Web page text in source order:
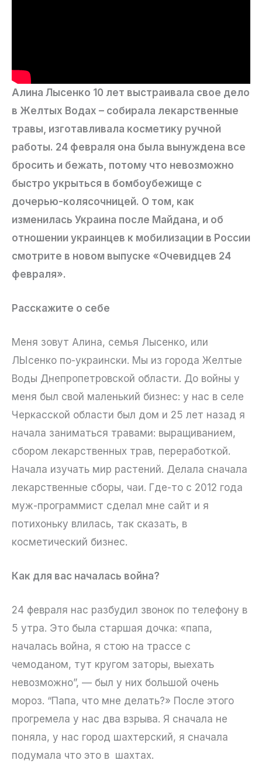
Алина Лысенко 10 лет выстраивала свое дело
в Желтых Водах – собирала лекарственные
травы, изготавливала косметику ручной
работы. 24 февраля она была вынуждена все
бросить и бежать, потому что невозможно
быстро укрыться в бомбоубежище с
дочерью-колясочницей. О том, как
изменилась Украина после Майдана, и об
отношении украинцев к мобилизации в России
смотрите в новом выпуске «Очевидцев 24
февраля».
Расскажите о себе
Меня зовут Алина, семья Лысенко, или
ЛЫсенко по-украински. Мы из города Желтые
Воды Днепропетровской области. До войны у
меня был свой маленький бизнес: у нас в селе
Черкасской области был дом и 25 лет назад я
начала заниматься травами: выращиванием,
сбором лекарственных трав, переработкой.
Начала изучать мир растений. Делала сначала
лекарственные сборы, чаи. Где-то с 2012 года
муж-программист сделал мне сайт и я
потихоньку влилась, так сказать, в
косметический бизнес.
Как для вас началась война?
24 февраля нас разбудил звонок по телефону в
5 утра. Это была старшая дочка: «папа,
началась война, я стою на трассе с
чемоданом, тут кругом заторы, выехать
невозможно”, — был у них большой очень
мороз. “Папа, что мне делать?» После этого
прогремела у нас два взрыва. Я сначала не
поняла, у нас город шахтерский, я сначала
подумала что это в шахтах.